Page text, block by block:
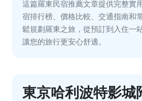
這篇羅東民宿推薦文章提供完整實
宿排行榜、價格比較、交通指南和
鬆規劃羅東之旅，從預訂到入住一
讓您的旅行更安心舒適。
東京哈利波特影城